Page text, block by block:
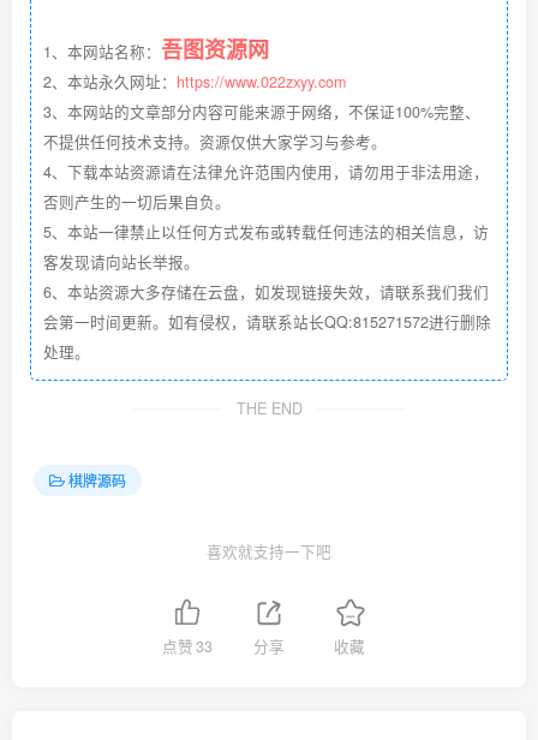
1、本网站名称： 吾图资源网
2、本站永久网址： https://www.022zxyy.com
3、本网站的文章部分内容可能来源于网络，不保证100%完整、
不提供任何技术支持。资源仅供大家学习与参考。
4、下载本站资源请在法律允许范围内使用，请勿用于非法用途，
否则产生的一切后果自负。
5、本站一律禁止以任何方式发布或转载任何违法的相关信息，访
客发现请向站长举报。
6、本站资源大多存储在云盘，如发现链接失效，请联系我们我们
会第一时间更新。如有侵权，请联系站长QQ:815271572进行删除
处理。
THE END
棋牌源码
喜欢就支持一下吧
点赞33 分享 收藏